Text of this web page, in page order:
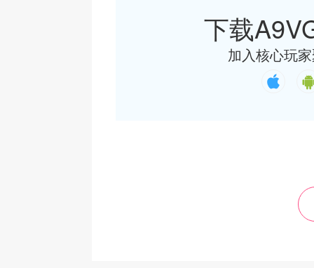
下载
加入核心玩